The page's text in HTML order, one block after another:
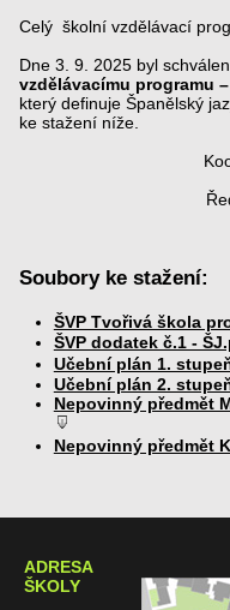
Celý školní vzdělávací
Dne 3. 9. 2025 byl
vzdělávacímu programu
který definuje Španělský
ke stažení níže.
Ředitelka
Soubory ke stažení:
ŠVP Tvořivá škola
ŠVP dodatek č.1 -
Učební plán 1.
Učební plán 2.
Nepovinný předmět
Nepovinný předmět
ADRESA
ŠKOLY